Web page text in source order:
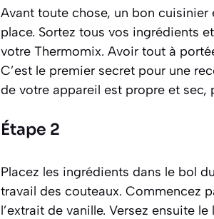
Avant toute chose, un bon cuisinier
place. Sortez tous vos ingrédients
votre Thermomix. Avoir tout à
C’est le premier secret pour une
de votre appareil est propre et sec,
Étape 2
Placez les ingrédients dans le bol
travail des couteaux. Commencez
l’extrait de vanille. Versez ensuite